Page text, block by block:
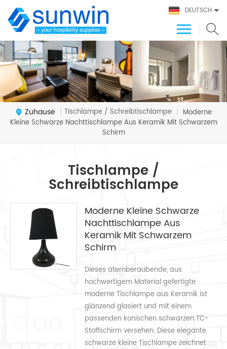
DEUTSCH
Zuhause | Tischlampe / Schreibtischlampe | Moderne
Kleine Schwarze Nachttischlampe Aus Keramik Mit Schwarzem
Schirm
Tischlampe /
Schreibtischlampe
Moderne Kleine Schwarze
Nachttischlampe Aus
Keramik Mit Schwarzem
Schirm
Dieses atemberaubende, aus
hochwertigem Material gefertigte
moderne Tischlampe aus Keramik ist
glänzend glasiert und mit einem
passenden konischen schwarzen TC-
Stoffschirm versehen. Diese elegante
schwarze kleine Tischlampe zeichnet